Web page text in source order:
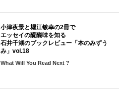
小津夜景と堀江敏幸の2冊で
エッセイの醍醐味を知る
石井千湖のブックレビュー「本のみずう
み」vol.18
What Will You Read Next ?